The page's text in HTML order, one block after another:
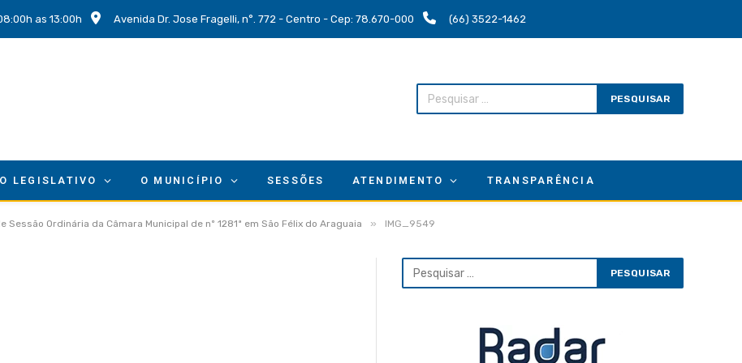
as 13:00h Avenida Dr. Jose Fragelli, n°. 772 - Centro - Cep: 78.670-000 (66) 3522-1462
LEGISLATIVO O MUNICÍPIO SESSÕES ATENDIMENTO TRANSPARÊNCIA
Ordinária da Câmara Municipal de nº 1281ª em São Félix do Araguaia » IMG_9549